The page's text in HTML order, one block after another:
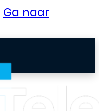
Ga naar